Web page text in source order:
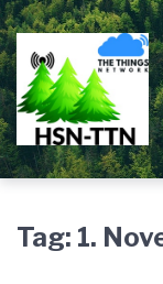
Zur
springen
Zum
Inhalt
springen
Zum
Footer
springen
Tag: 1.